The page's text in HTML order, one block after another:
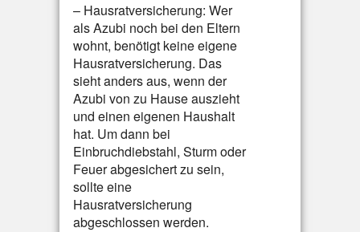
– Hausratversicherung: Wer
als Azubi noch bei den Eltern
wohnt, benötigt keine eigene
Hausratversicherung. Das
sieht anders aus, wenn der
Azubi von zu Hause auszieht
und einen eigenen Haushalt
hat. Um dann bei
Einbruchdiebstahl, Sturm oder
Feuer abgesichert zu sein,
sollte eine
Hausratversicherung
abgeschlossen werden.